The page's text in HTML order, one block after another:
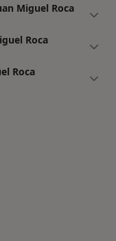
Miguel Roca
Roca
Roca